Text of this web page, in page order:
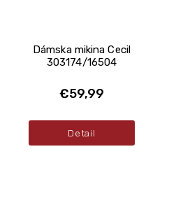
Dámska mikina Cecil
303174/16504
€59,99
Detail